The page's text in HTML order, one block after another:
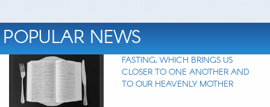
POPULAR NEWS
FASTING, WHICH BRINGS US
CLOSER TO ONE ANOTHER AND
TO OUR HEAVENLY MOTHER